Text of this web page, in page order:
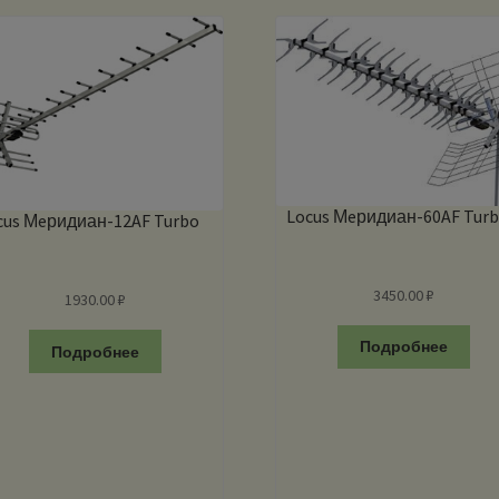
Мeридиан-12AF Turbo
1930.00₽
Подробнее
Locus Мeридиан-60AF
3450.00₽
Подробнее